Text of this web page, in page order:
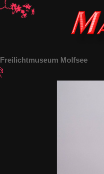
Freilichtmuseum Molfsee